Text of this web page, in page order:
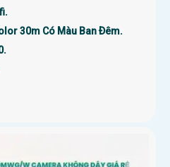
30m Có Màu Ban Ðêm.